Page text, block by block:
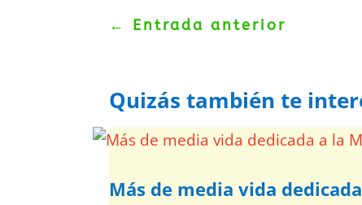
← Entrada anterior
Quizás también te
Más de media vida